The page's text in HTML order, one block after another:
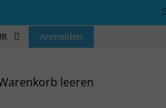
KONTAKT FAQ
Anmelden
leeren